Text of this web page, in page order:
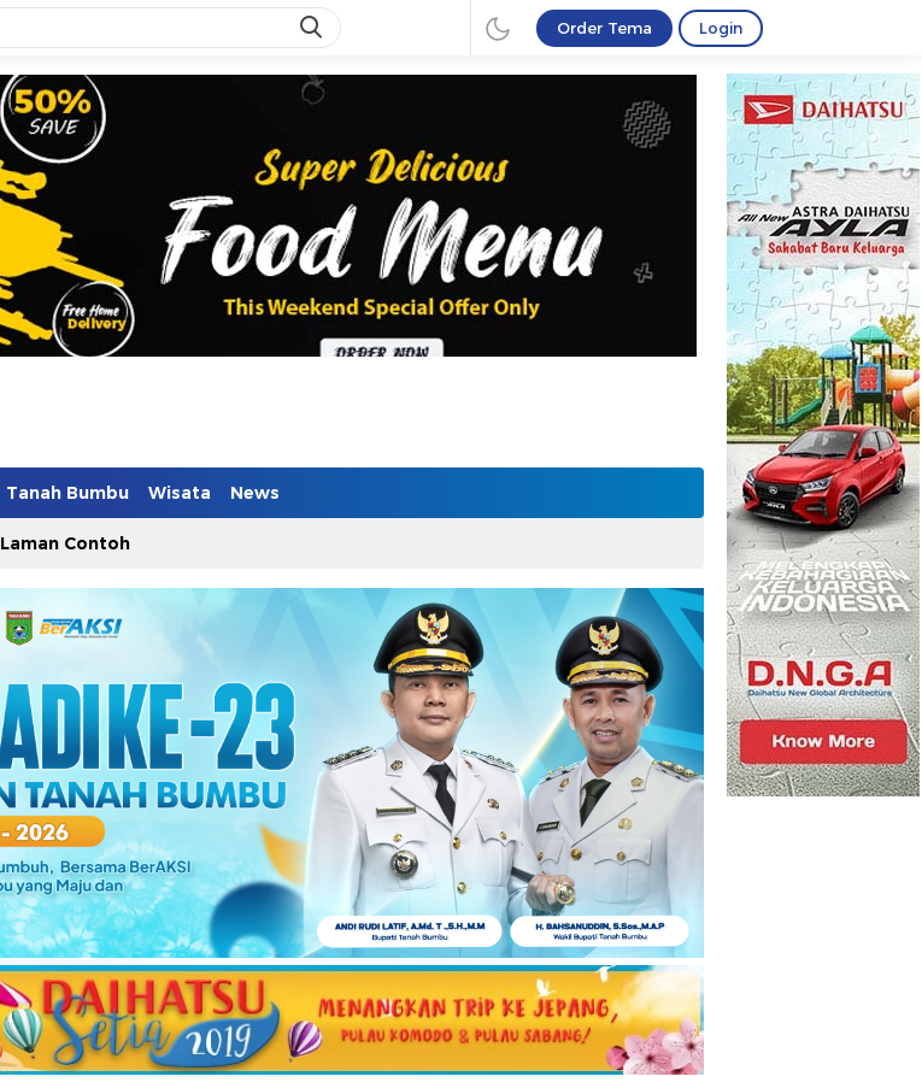
Order Tema Login
Tanah Bumbu Wisata News
Laman Contoh